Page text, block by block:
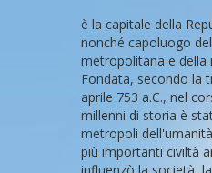
è la capitale della
nonché capoluogo
metropolitana e della
Fondata, secondo la
aprile 753 a.C., nel
millenni di storia è
metropoli
più importanti civiltà